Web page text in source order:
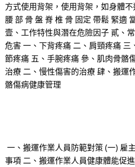
方式使用背架，使用背架，如身體
腰 部 骨 盤 脊 椎 骨 固定 帶鬆 緊適
壹、工作特性與潛在危險因子 貳、
危害 一、下背疼痛 二、肩頸疼痛 三
節疼痛 五、手腕疼痛 參、肌肉骨骼
治療 二、慢性傷害的治療 肆、搬運
骼傷病健康管理
一、搬運作業人員防範對策 (一) 雇
事項 二、搬運作業人員健康體能促